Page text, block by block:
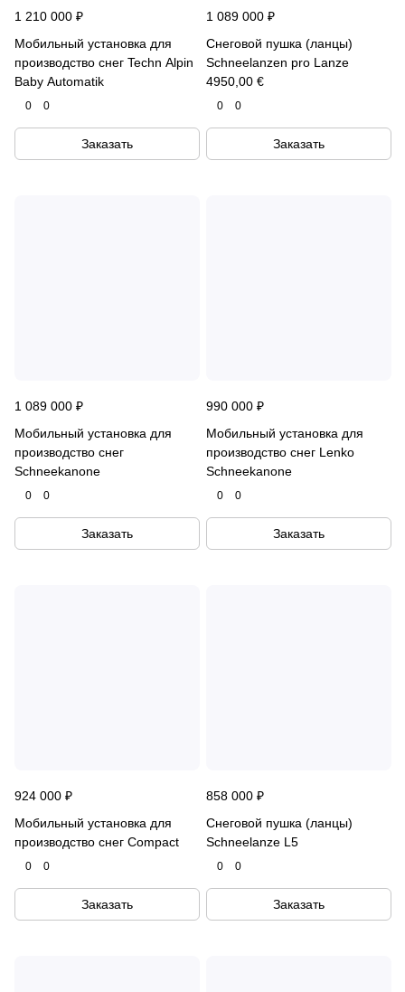
1 210 000 ₽
Мобильный установка для
производство снег Techn Alpin
Baby Automatik
0 0
Заказать
1 089 000 ₽
Снеговой пушка (ланцы)
Schneelanzen pro Lanze
4950,00 €
0 0
Заказать
1 089 000 ₽
Мобильный установка для
производство снег
Schneekanone
0 0
Заказать
990 000 ₽
Мобильный установка для
производство снег Lenko
Schneekanone
0 0
Заказать
924 000 ₽
Мобильный установка для
производство снег Compact
0 0
Заказать
858 000 ₽
Снеговой пушка (ланцы)
Schneelanze L5
0 0
Заказать